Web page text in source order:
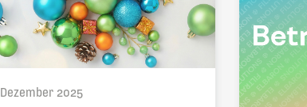
Dezember 2025